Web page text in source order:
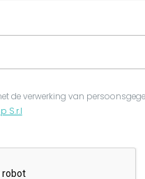
de verwerking van
S.r.l